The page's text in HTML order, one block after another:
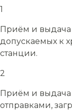
1
Приём и выдача
допускаемых к
станции.
2
Приём и
отправками,